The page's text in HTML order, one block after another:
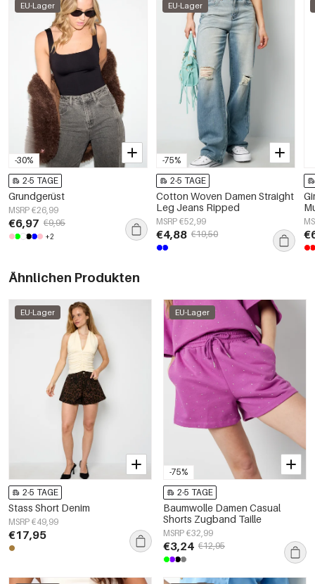
-30%
EU-Lager
2-5 TAGE
Grundgerüst
MSRP €26,99
€6,97 €9,95
+2
-75%
EU-Lager
2-5 TAGE
Cotton Woven Damen Straight
Leg Jeans Ripped
MSRP €52,99
€4,88 €19,50
Ähnlichen Produkten
EU-Lager
2-5 TAGE
Stass Short Denim
MSRP €49,99
€17,95
-75%
EU-Lager
2-5 TAGE
Baumwolle Damen Casual
Shorts Zugband Taille
MSRP €32,99
€3,24 €12,95